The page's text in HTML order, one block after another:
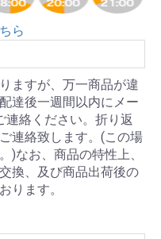
ら
ますが、万一商品が違
達後一週間以内にメー
連絡ください。折り返
連絡致します。(この場
)なお、商品の特性上、
換、及び商品出荷後の
ります。